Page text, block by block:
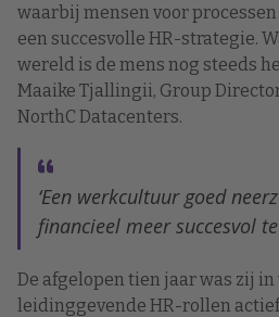
waarbij mensen voor
een succesvolle HR-strategie.
wereld is de mens nog steeds
Maaike Tjallingii, Group
NorthC Datacenters.
‘Een werkcultuur goed
financieel meer succesvol te
De afgelopen tien jaar was zij
leidinggevende HR-rollen